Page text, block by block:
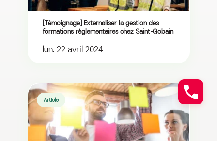
[Témoignage] Externaliser la gestion des
formations réglementaires chez Saint-Gobain
lun. 22 avril 2024
Article